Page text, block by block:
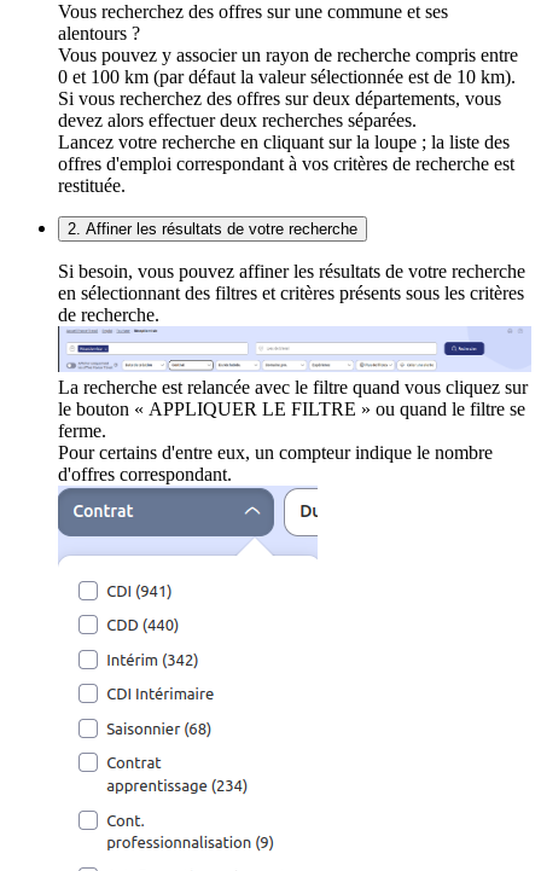
Vous recherchez des offres sur une commune et ses
alentours ?
Vous pouvez y associer un rayon de recherche compris entre
0 et 100 km (par défaut la valeur sélectionnée est de 10 km).
Si vous recherchez des offres sur deux départements, vous
devez alors effectuer deux recherches séparées.
Lancez votre recherche en cliquant sur la loupe ; la liste des
offres d'emploi correspondant à vos critères de recherche est
restituée.
2. Affiner les résultats de votre recherche
Si besoin, vous pouvez affiner les résultats de votre recherche
en sélectionnant des filtres et critères présents sous les critères
de recherche.
La recherche est relancée avec le filtre quand vous cliquez sur
le bouton « APPLIQUER LE FILTRE » ou quand le filtre se
ferme.
Pour certains d'entre eux, un compteur indique le nombre
d'offres correspondant.